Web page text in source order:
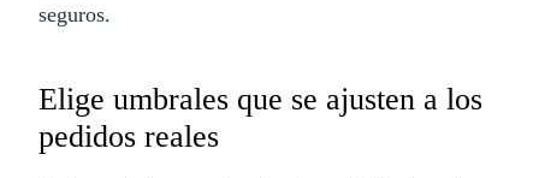
seguros.
Elige umbrales que se ajusten a los
pedidos reales